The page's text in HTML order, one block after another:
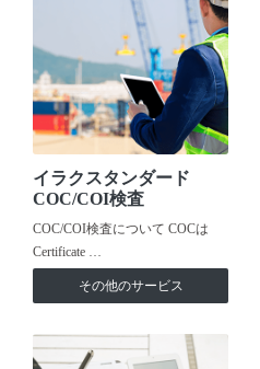
イラクスタンダード
COC/COI検査
COC/COI検査について COCは
Certificate …
その他のサービス